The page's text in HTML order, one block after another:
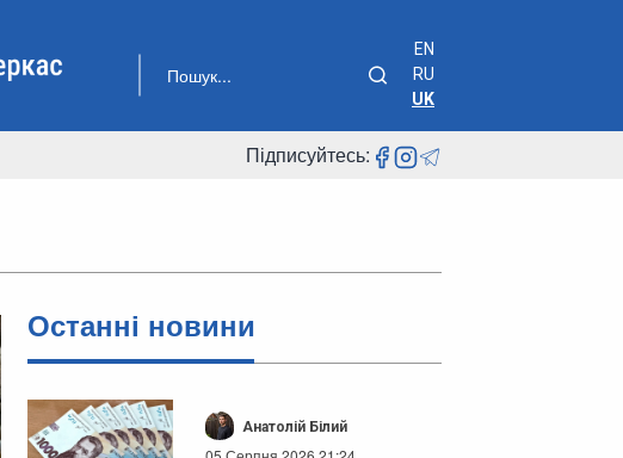
EN
RU
UK
Підписуйтесь:
Останні новини
Анатолій Білий